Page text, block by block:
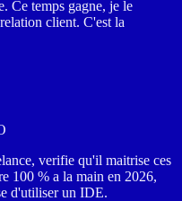
Ce temps gagne, je le
client. C'est la
verifie qu'il maitrise ces
100 % a la main en 2026,
d'utiliser un IDE.